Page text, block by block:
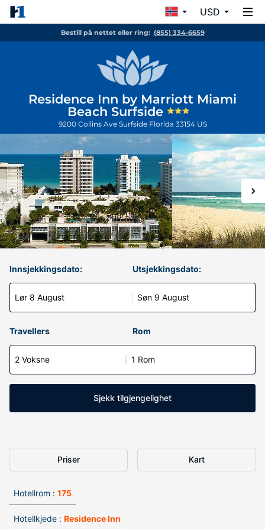
USD
Bestill på nettet eller ring: (855) 334-6659
Residence Inn by Marriott Miami
Beach Surfside
9200 Collins Ave Surfside Florida 33154 US
Innsjekkingsdato:
Lør 8 August
Utsjekkingsdato:
Søn 9 August
Travellers Rom
2 Voksne 1 Rom
Sjekk tilgjengelighet
Priser Kart
Hotellrom : 175
Hotellkjede : Residence Inn